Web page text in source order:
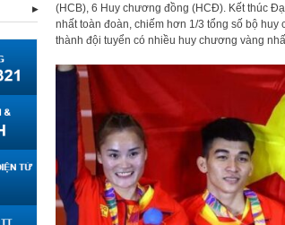
(HCB), 6 Huy chương đồng (HCĐ). Kết thúc
nhất toàn đoàn, chiếm hơn 1/3 tổng số bộ
thành đội tuyển có nhiều huy chương vàng